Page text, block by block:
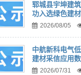
郓城县宇坤建
功入选绿色建
2026/08/05
中航新科电气
建材采信应用
2026/07/31